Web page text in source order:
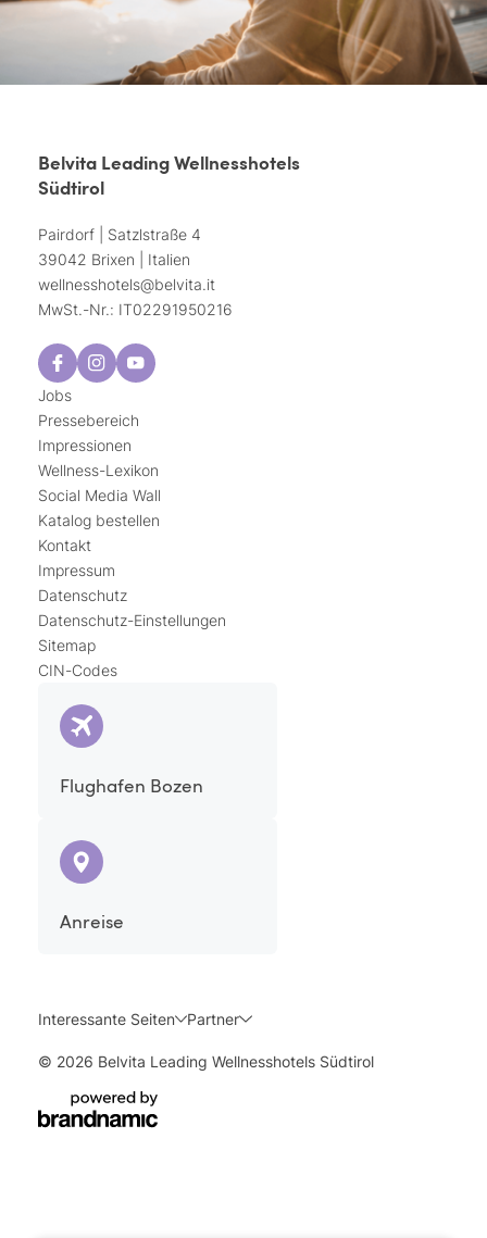
Belvita Leading Wellnesshotels
Südtirol
Pairdorf | Satzlstraße 4
39042 Brixen | Italien
wellnesshotels@belvita.it
MwSt.-Nr.: IT02291950216
Jobs
Pressebereich
Impressionen
Wellness-Lexikon
Social Media Wall
Katalog bestellen
Kontakt
Impressum
Datenschutz
Datenschutz-Einstellungen
Sitemap
CIN-Codes
Flughafen Bozen
Anreise
Interessante Seiten Partner
© 2026 Belvita Leading Wellnesshotels Südtirol